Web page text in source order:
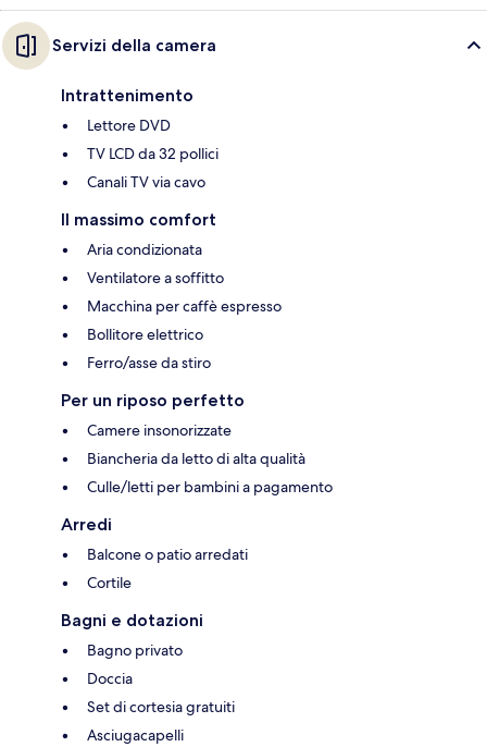
Servizi della camera
Intrattenimento
Lettore DVD
TV LCD da 32 pollici
Canali TV via cavo
Il massimo comfort
Aria condizionata
Ventilatore a soffitto
Macchina per caffè espresso
Bollitore elettrico
Ferro/asse da stiro
Per un riposo perfetto
Camere insonorizzate
Biancheria da letto di alta qualità
Culle/letti per bambini a pagamento
Arredi
Balcone o patio arredati
Cortile
Bagni e dotazioni
Bagno privato
Doccia
Set di cortesia gratuiti
Asciugacapelli